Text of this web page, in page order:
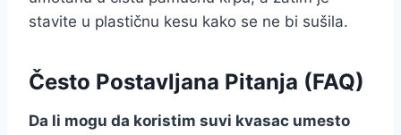
stavite u plastičnu kesu kako se ne bi sušila.
Često Postavljana Pitanja (FAQ)
Da li mogu da koristim suvi kvasac umesto